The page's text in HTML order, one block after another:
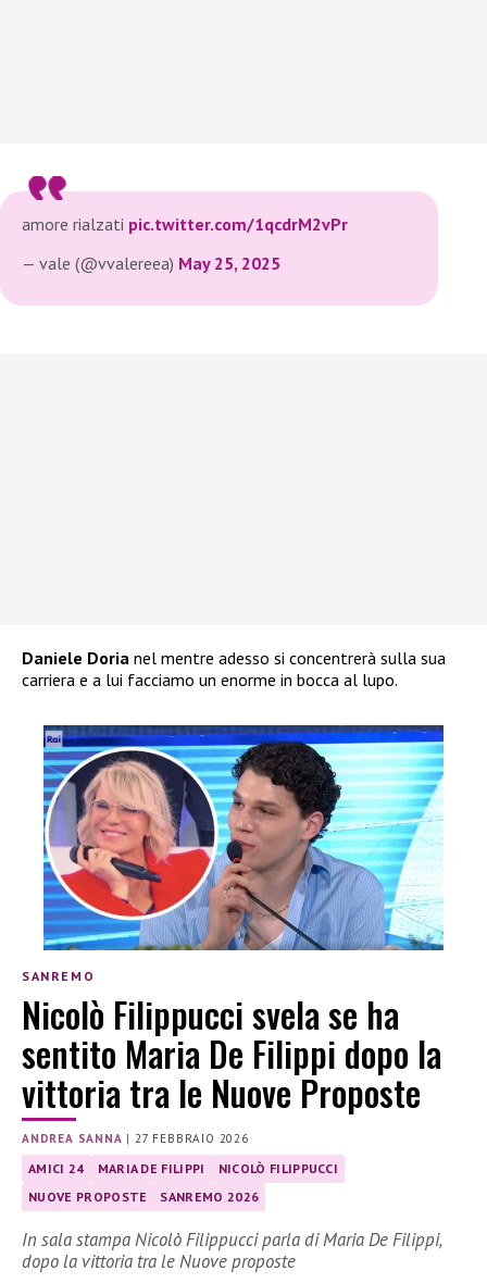
amore rialzati pic.twitter.com/1qcdrM2vPr
— vale (@vvalereea) May 25, 2025
Daniele Doria nel mentre adesso si concentrerà sulla sua
carriera e a lui facciamo un enorme in bocca al lupo.
SANREMO
Nicolò Filippucci svela se ha
sentito Maria De Filippi dopo la
vittoria tra le Nuove Proposte
ANDREA SANNA | 27 FEBBRAIO 2026
AMICI 24 MARIA DE FILIPPI
NICOLÒ FILIPPUCCI
NUOVE PROPOSTE
SANREMO 2026
In sala stampa Nicolò Filippucci parla di Maria De Filippi,
dopo la vittoria tra le Nuove proposte